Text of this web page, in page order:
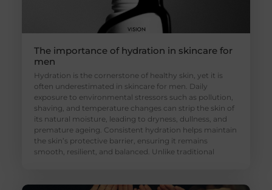
The importance of hydration in skincare for
men
Hydration is the cornerstone of healthy skin, yet it is
often underestimated in skincare for men. Daily
exposure to environmental stressors such as pollution,
shaving, and temperature changes can strip the skin of
its natural moisture, leading to dryness, dullness, and
premature ageing. Consistent hydration helps maintain
the skin’s protective barrier, ensuring it remains
smooth, resilient, and balanced. Unlike traditional